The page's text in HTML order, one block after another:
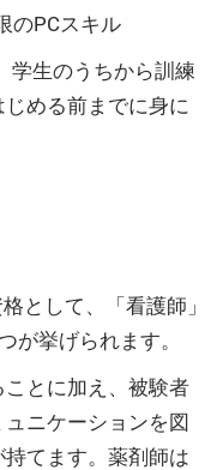
のPCスキル
学生のうちから訓練
める前までに身に
として、「看護師」
が挙げられます。
とに加え、被験者
ニケーションを図
てます。薬剤師は